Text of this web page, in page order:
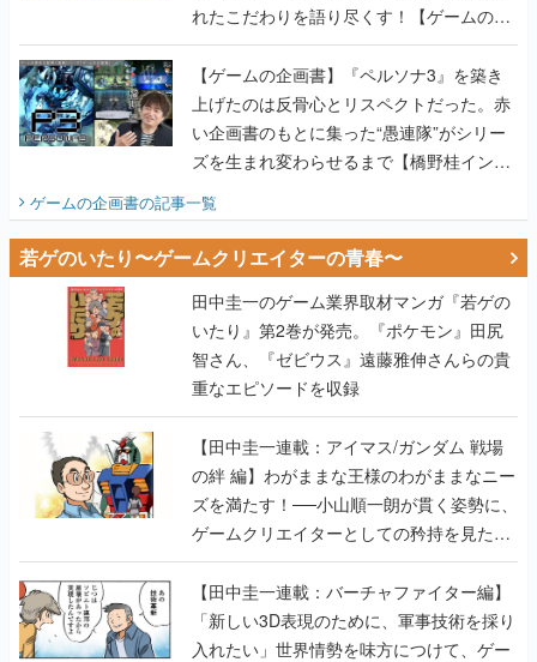
れたこだわりを語り尽くす！【ゲームの企
画書】
【ゲームの企画書】『ペルソナ3』を築き
上げたのは反骨心とリスペクトだった。赤
い企画書のもとに集った“愚連隊”がシリー
ズを生まれ変わらせるまで【橋野桂インタ
ゲームの企画書の記事一覧
若ゲのいたり〜ゲームクリエイターの青春〜
田中圭一のゲーム業界取材マンガ『若ゲの
いたり』第2巻が発売。『ポケモン』田尻
智さん、『ゼビウス』遠藤雅伸さんらの貴
重なエピソードを収録
【田中圭一連載：アイマス/ガンダム 戦場
の絆 編】わがままな王様のわがままなニー
ズを満たす！──小山順一朗が貫く姿勢に、
ゲームクリエイターとしての矜持を見た
【若ゲのいたり最終回】
【田中圭一連載：バーチャファイター編】
「新しい3D表現のために、軍事技術を採り
入れたい」世界情勢を味方につけて、ゲー